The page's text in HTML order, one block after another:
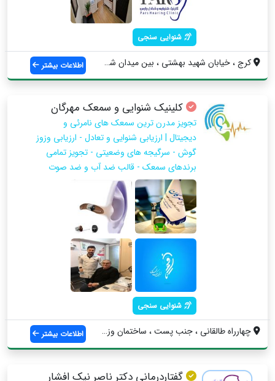
شنوایی سنجی
کرج ، خیابان شهید بهشتی ، بین میدان شهدا... اطلاعات بیشتر
کلینیک شنوایی و سمعک مهرگان
تجویز مدرن ترین سمعک های نامرئی و
دیجیتال | ارزیابی شنوایی و تعادل - ارزیابی وزوز
گوش - سرگیجه های وضعیتی - تجویز تمامی
برندهای سمعک - قالب ضد آب و ضد صوت
شنوایی سنجی
چهارراه طالقانی ، جنب پست ، ساختمان وزرا... اطلاعات بیشتر
گفتاردرمانی دکتر ناصر نیک افشار